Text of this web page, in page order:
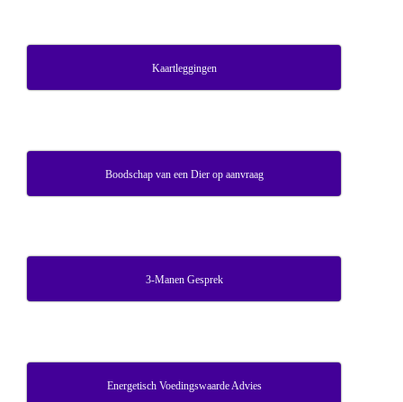
Kaartleggingen
Boodschap van een Dier op aanvraag
3-Manen Gesprek
Energetisch Voedingswaarde Advies